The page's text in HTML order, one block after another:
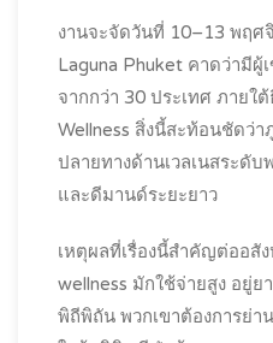
งานจะจัดวันที่ 10–13 พฤศ
Laguna Phuket คาดว่ามีผู้
จากกว่า 30 ประเทศ ภายใ
Wellness สิ่งนี้สะท้อนชัดว่า
ปลายทางด้านเวลเนสระดั
และดีมานด์ระยะยาว
เหตุผลที่เรื่องนี้สำคัญต่ออสั
wellness มักใช้จ่ายสูง อยู่ย
พิถีพิถัน พวกเขาต้องการย่า